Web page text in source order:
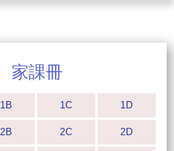
家課冊
1B 1C 1D
2B 2C 2D